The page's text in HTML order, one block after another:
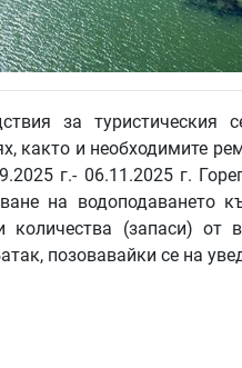
за туристическия
както и необходимите
г.- 06.11.2025 г.
на водоподаването
количества (запаси) от
позовавайки се на